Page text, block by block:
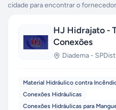
cidade para encontrar o
HJ Hidrajato -
Conexões
Diadema - SP
Material Hidráulico contra
Conexões Hidráulicas
Conexões Hidráulicas para